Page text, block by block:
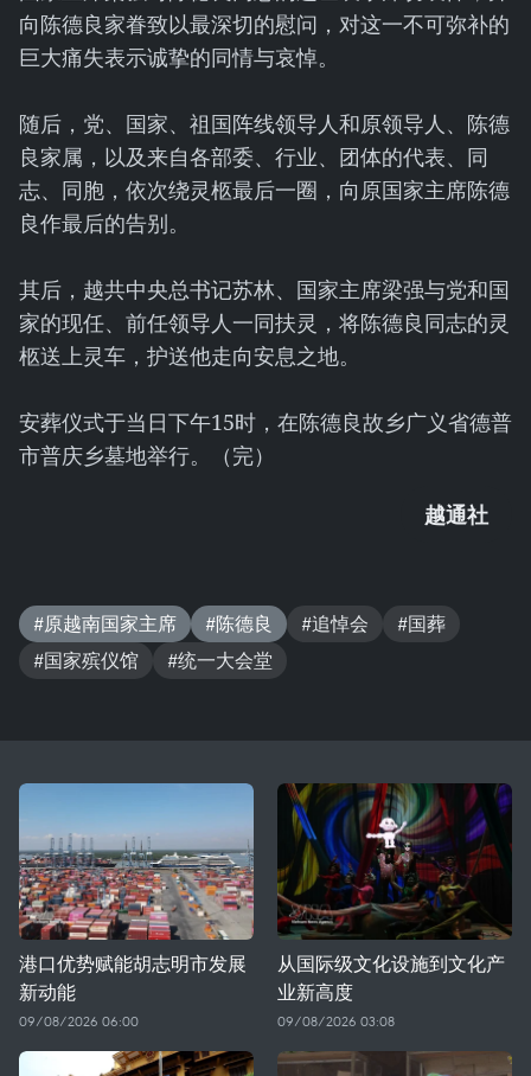
向陈德良家眷致以最深切的慰问，对这一不可弥补的
巨大痛失表示诚挚的同情与哀悼。
随后，党、国家、祖国阵线领导人和原领导人、陈德
良家属，以及来自各部委、行业、团体的代表、同
志、同胞，依次绕灵柩最后一圈，向原国家主席陈德
良作最后的告别。
其后，越共中央总书记苏林、国家主席梁强与党和国
家的现任、前任领导人一同扶灵，将陈德良同志的灵
柩送上灵车，护送他走向安息之地。
安葬仪式于当日下午15时，在陈德良故乡广义省德普
市普庆乡墓地举行。（完）
越通社
#原越南国家主席 #陈德良 #追悼会
#国葬
#国家殡仪馆
#统一大会堂
港口优势赋能胡志明市发展
新动能
09/08/2026 06:00
从国际级文化设施到文化产
业新高度
09/08/2026 03:08